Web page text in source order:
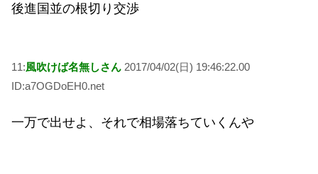
後進国並の根切り交渉
11:風吹けば名無しさん 2017/04/02(日) 19:46:22.00
ID:a7OGDoEH0.net
一万で出せよ、それで相場落ちていくんや